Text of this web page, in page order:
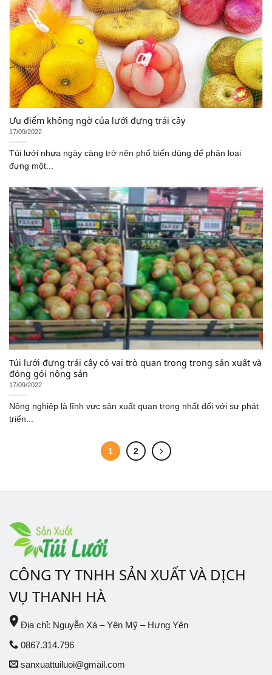
Ưu điểm không ngờ của lưới đựng trái cây
17/09/2022
Túi lưới nhựa ngày càng trở nên phổ biến dùng để phân loại
đựng một...
Túi lưới đựng trái cây có vai trò quan trọng trong sản xuất và
đóng gói nông sản
17/09/2022
Nông nghiệp là lĩnh vực sản xuất quan trọng nhất đối với sự phát
triển...
1 2
CÔNG TY TNHH SẢN XUẤT VÀ DỊCH
VỤ THANH HÀ
placeĐịa chỉ: Nguyễn Xá – Yên Mỹ – Hưng Yên
0867.314.796
sanxuattuiluoi@gmail.com